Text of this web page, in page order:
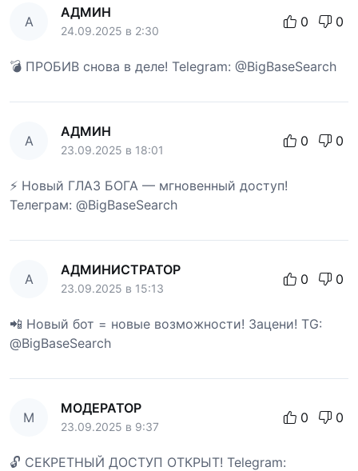
А
АДМИН
24.09.2025 в 2:30
0 0
💣 ПРОБИВ снова в деле! Telegram: @BigBaseSearch
А
АДМИН
23.09.2025 в 18:01
0 0
⚡ Новый ГЛАЗ БОГА — мгновенный доступ!
Телеграм: @BigBaseSearch
А
АДМИНИСТРАТОР
23.09.2025 в 15:13
0 0
📲 Новый бот = новые возможности! Зацени! TG:
@BigBaseSearch
М
МОДЕРАТОР
23.09.2025 в 9:37
0 0
🔓 СЕКРЕТНЫЙ ДОСТУП ОТКРЫТ! Telegram: